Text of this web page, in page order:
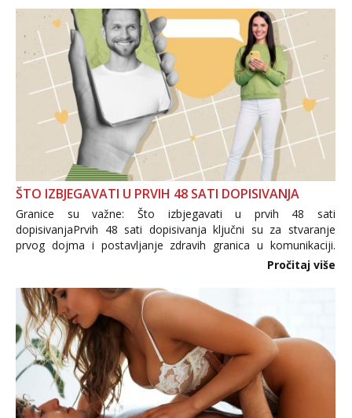
ŠTO IZBJEGAVATI U PRVIH 48 SATI DOPISIVANJA
Granice su važne: Što izbjegavati u prvih 48 sati
dopisivanjaPrvih 48 sati dopisivanja ključni su za stvaranje
prvog dojma i postavljanje zdravih granica u komunikaciji.
Važno je izbjeći prebrzo otkrivanje osobnih ili intimnih
informacija, jer nepoznata osoba još nije zaslužila to
povjerenje. Takođe...
Pročitaj više